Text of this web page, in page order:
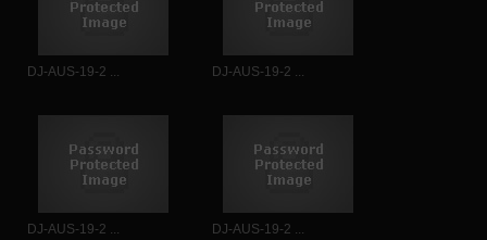
DJ-AUS-19-2 ... DJ-AUS-19-2 ...
DJ-AUS-19-2 ... DJ-AUS-19-2 ...